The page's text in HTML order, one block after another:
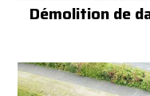
Démolition de